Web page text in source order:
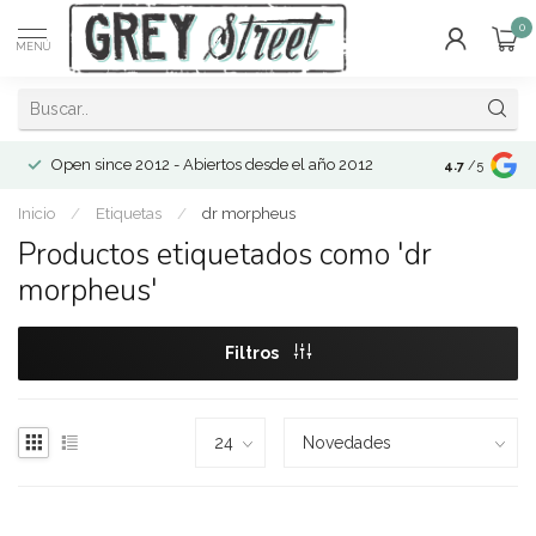
MENÚ
0
Open since 2012 - Abiertos desde el año 2012 4.7 /5
Inicio / Etiquetas / dr morpheus
Productos etiquetados como 'dr
morpheus'
Filtros